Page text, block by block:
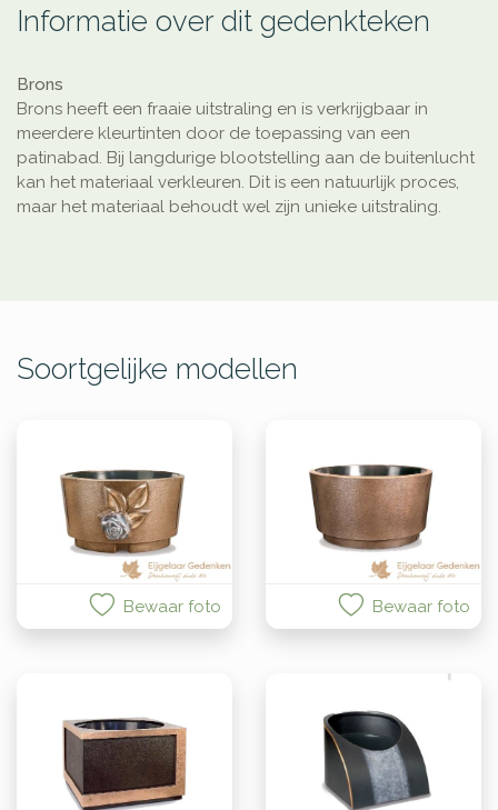
Informatie over dit gedenkteken
Brons
Brons heeft een fraaie uitstraling en is verkrijgbaar in
meerdere kleurtinten door de toepassing van een
patinabad. Bij langdurige blootstelling aan de buitenlucht
kan het materiaal verkleuren. Dit is een natuurlijk proces,
maar het materiaal behoudt wel zijn unieke uitstraling.
Soortgelijke modellen
Bewaar foto Bewaar foto